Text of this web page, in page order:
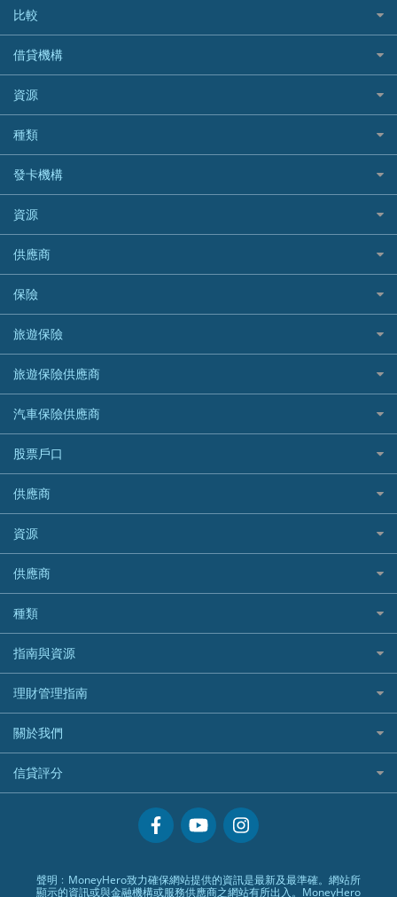
比較
私人貸款比較
稅季/稅務貸款
網上貸款
結餘轉戶(清卡數貸款)
銀行貸款
財務公司貸款
免入息貸款
免TU貸款
急借錢
緊急貸款比較
最佳小額貸款比較
易批必批貸款
24小時貸款
最佳循環貸款
借貸機構
BEA 東亞銀行
BOC 中國銀行
Cashing Pro 優尚信貸
CCB(Asia) 中國建設銀行 (亞洲)
Citibank 花旗銀行
CNCBI 信銀國際
CreFIT 維信
DBS 星展銀行
DSB 大新銀行
HSBC 滙豐銀行貸款
K Cash 貸款
Mox 銀行
National Resources 中潤物業按揭
OCBC 華僑銀行
PrimeCredit 安信信貸
Promise 邦民日本財務
Rabbit Credit月兔信貸
Standard Chartered 渣打銀行
UA 亞洲聯合財務
WeLab Bank
WeLend 貸款
資源
如何申請個人貸款
如何管理個人貸款
個人貸款有用資訊
清卡數貸款教學
循環貸款教學
個人化貸款產品推介 🔥全新
債務重組一覽
供樓利息扣稅
最佳貸款app
種類
網購優惠
精選外幣網購信用卡
尊尚信用卡
公司信用卡
電子錢包信用卡
日本遊信用卡攻略
韓國遊信用卡攻略
台灣遊信用卡攻略
機場貴賓室信用卡
銀聯信用卡
高獎賞信用卡推薦
酒店信用卡
發卡機構
Citibank花旗銀行
AE美國運通
DBS星展銀行
HSBC滙豐銀行
Mox
信銀國際
大新銀行
恒生銀行
Standard Chartered渣打銀行
東亞銀行
SIM
Airwallex信用卡
資源
Black Friday優惠
淘寶付款方式
一田購物優惠日
SOGO感謝祭
HKTVmall優惠碼
交稅優惠
酒店優惠碼
機票優惠碼
供應商
八達通自動增值信用卡
保險
旅遊保險
汽車保險
家居保險
家傭保險
寵物保險
定期人壽保險
危疾保險
年金資訊
樓宇火險
旅遊保險
日本旅遊保險及資訊
泰國旅遊保險及資訊
台灣旅遊保險及資訊
韓國旅遊保險及資訊
歐洲旅遊保險及資訊
越南旅遊保險及資訊
澳洲旅遊保險及資訊
長者嘆世界
家庭親子遊
自駕遊比較
相機有得保
專為孕婦設計的最佳旅遊保險
最佳滑雪旅遊保險
最適合BB的旅遊保險
旅遊保險供應商
AXA 安盛
AIG 美亞
Allianz 安聯
Allied World 世聯
Avo
中國銀行
Bolttech 保特
Blue Cross 藍十字
中國平安
HSBC滙豐銀行
MSIG 三井住友
Prudential 保誠
QBE 昆士蘭
Starr
汽車保險供應商
大新汽車保險
中銀汽車保險
Allianz安聯汽車保險
bolttech保障汽車保險
Zurich蘇黎世汽車保險
QBE昆士蘭汽車保險
平安汽車保險
股票戶口
富途證券
IB盈透證券
老虎證券
uSMART 盈立證券
華盛証券
長橋證券
WeBull微牛證券
漲樂全球通｜華泰國際
OSL
供應商
富途牛牛好唔好？
Webull微牛證券好唔好？
Longbridge長橋證券好唔好？
老虎證券好唔好？
華盛証券好唔好？
漲樂全球通好唔好？
IB盈透證券好唔好？
盈立證券 uSMART 好唔好？
Stashaway好唔好？
資源
股票戶口開戶
證券行邊間好？
港股5隻高息ETF精選
什麼是ETF？
香港30大高息股排行
黃金ETF懶人包
最值得注意的比特幣ETF
選股策略：五步調查攻略
供應商
銀行戶口比較
尊尚銀行戶口
Citi Plus
中信銀行inMotion
Airwallex銀行
種類
定期存款
港元定存
人民幣定存
美元定存
英鎊定存
澳元定存
指南與資源
理財資訊
識慳識賺
債務管理
投資理財
置業安居
理財管理指南
常用相關詞彙
MoneyHero電子報
所有合作銀行或機構
關於我們
服務承諾
網上支援
常見問題
信貸評分
聲明﹕MoneyHero致力確保網站提供的資訊是最新及最準確。網站所
顯示的資訊或與金融機構或服務供應商之網站有所出入。MoneyHero